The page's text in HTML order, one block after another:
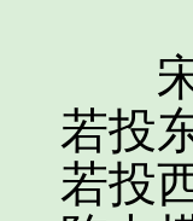
宋
若投
若投